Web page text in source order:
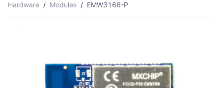
Hardware / Modules / EMW3166-P